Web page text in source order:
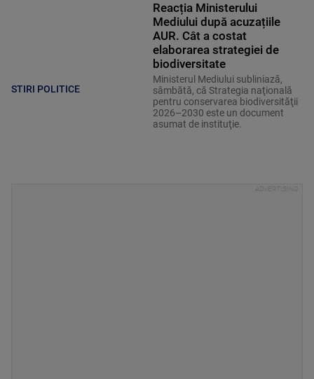
STIRI POLITICE
Reacția Ministerului
Mediului după acuzațiile
AUR. Cât a costat
elaborarea strategiei de
biodiversitate
Ministerul Mediului subliniază,
sâmbătă, că Strategia naţională
pentru conservarea biodiversităţii
2026–2030 este un document
asumat de instituţie.